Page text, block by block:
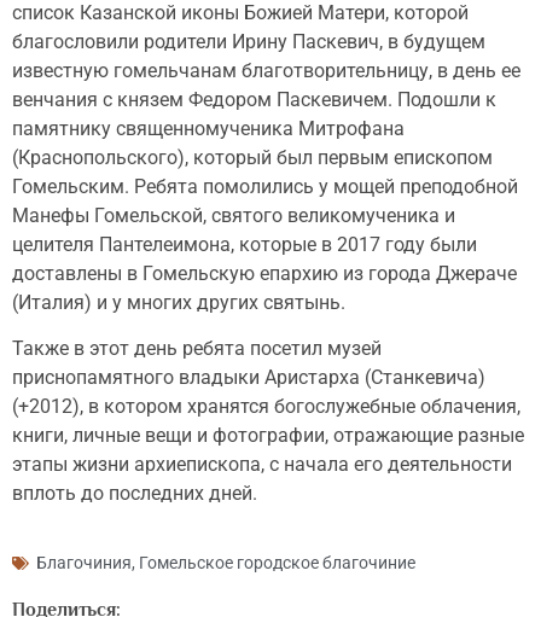
список Казанской иконы Божией Матери, которой
благословили родители Ирину Паскевич, в будущем
известную гомельчанам благотворительницу, в день ее
венчания с князем Федором Паскевичем. Подошли к
памятнику священномученика Митрофана
(Краснопольского), который был первым епископом
Гомельским. Ребята помолились у мощей преподобной
Манефы Гомельской, святого великомученика и
целителя Пантелеимона, которые в 2017 году были
доставлены в Гомельскую епархию из города Джераче
(Италия) и у многих других святынь.
Также в этот день ребята посетил музей
приснопамятного владыки Аристарха (Станкевича)
(+2012), в котором хранятся богослужебные облачения,
книги, личные вещи и фотографии, отражающие разные
этапы жизни архиепископа, с начала его деятельности
вплоть до последних дней.
Благочиния, Гомельское городское благочиние
Поделиться: